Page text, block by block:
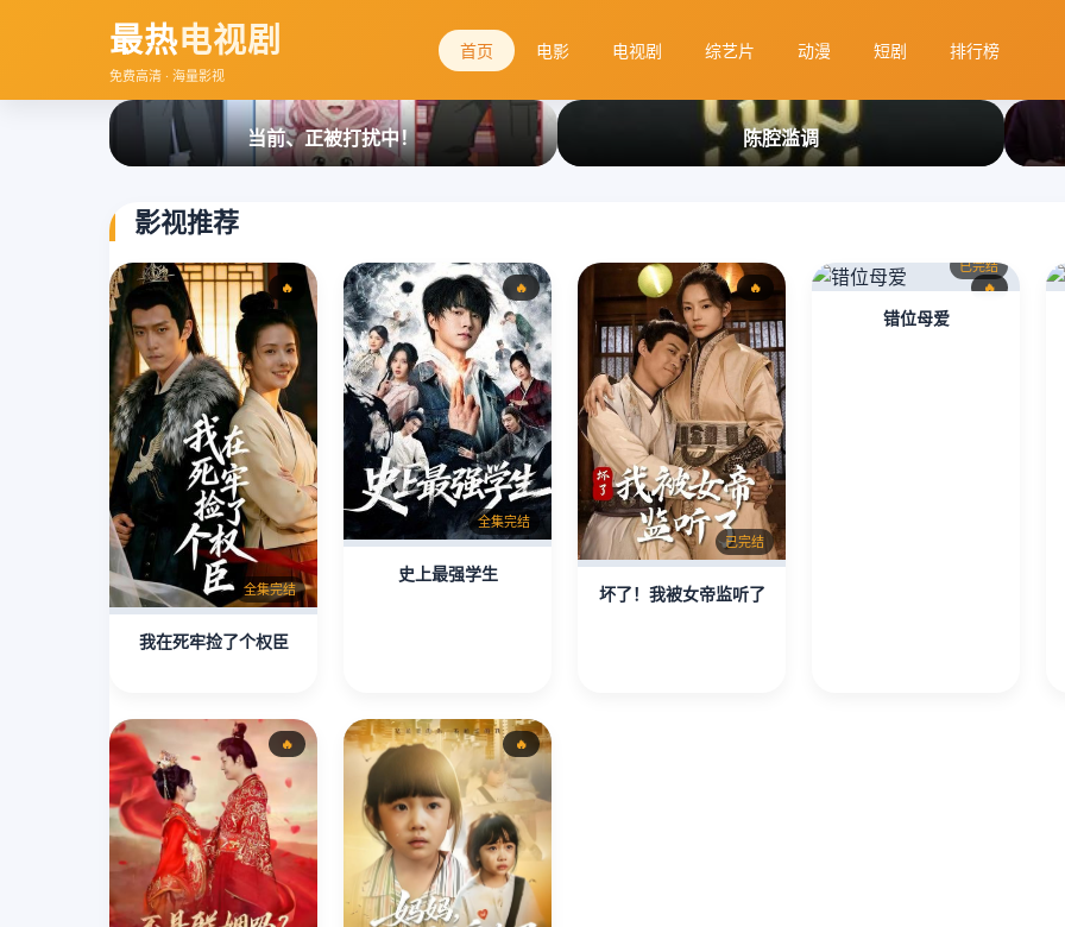
最热电视剧
免费高清 · 海量影视
首页 电影 电视剧 综艺片 动漫 短剧 排行榜
当前、正被打扰中！ 陈腔滥调
影视推荐
🔥
全集完结
我在死牢捡了个权臣
🔥
全集完结
史上最强学生
🔥
已完结
坏了！我被女帝监听了
🔥
已完结
错位母爱
🔥 🔥